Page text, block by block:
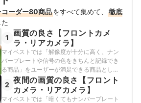
コーダー80商品をすべて集めて、
徹底
1 画質の良さ【フロントカメ
ラ・リアカメラ】
マイベストでは「解像度が十分に高く、ナン
バープレートや信号の色をきちんと記録でき
る商品」をユーザーが満足できる商品とし、
以下の方法で検証を行いました。
2 夜間の画質の良さ【フロント
カメラ・リアカメラ】
マイベストでは「暗くてもナンバープレート